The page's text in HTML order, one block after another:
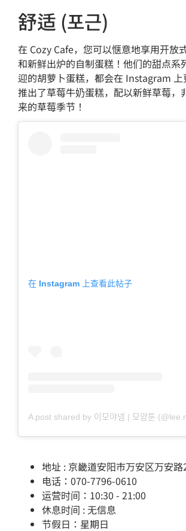
舒适 (포근)
在 Cozy Cafe，您可以惬意地享用开放
和新鲜出炉的自制蛋糕！他们的甜点系
迎的胡萝卜蛋糕，都会在 Instagram 上
推出了草莓牛奶蛋糕，配以新鲜草莓，
来的草莓季节！
在 Instagram 上查看此帖子
地址 : 京畿道安阳市万安区万安路
电话：070-7796-0610
运营时间：10:30 - 21:00
休息时间 : 无信息
节假日：星期日